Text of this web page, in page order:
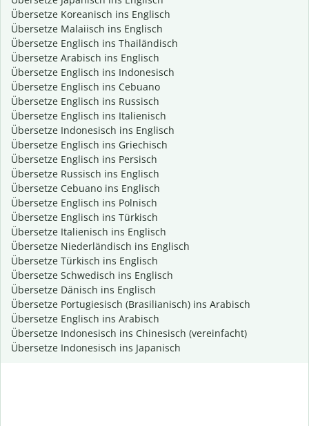
Übersetze Koreanisch ins Englisch
Übersetze Malaiisch ins Englisch
Übersetze Englisch ins Thailändisch
Übersetze Arabisch ins Englisch
Übersetze Englisch ins Indonesisch
Übersetze Englisch ins Cebuano
Übersetze Englisch ins Russisch
Übersetze Englisch ins Italienisch
Übersetze Indonesisch ins Englisch
Übersetze Englisch ins Griechisch
Übersetze Englisch ins Persisch
Übersetze Russisch ins Englisch
Übersetze Cebuano ins Englisch
Übersetze Englisch ins Polnisch
Übersetze Englisch ins Türkisch
Übersetze Italienisch ins Englisch
Übersetze Niederländisch ins Englisch
Übersetze Türkisch ins Englisch
Übersetze Schwedisch ins Englisch
Übersetze Dänisch ins Englisch
Übersetze Portugiesisch (Brasilianisch) ins Arabisch
Übersetze Englisch ins Arabisch
Übersetze Indonesisch ins Chinesisch (vereinfacht)
Übersetze Indonesisch ins Japanisch